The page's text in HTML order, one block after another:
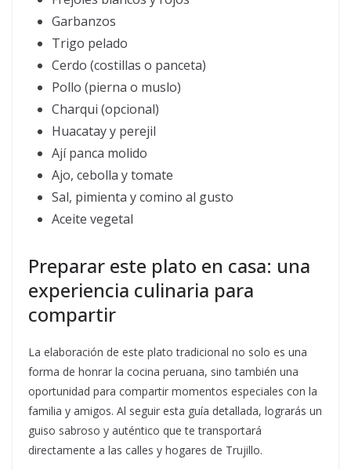
Garbanzos
Trigo pelado
Cerdo (costillas o panceta)
Pollo (pierna o muslo)
Charqui (opcional)
Huacatay y perejil
Ají panca molido
Ajo, cebolla y tomate
Sal, pimienta y comino al gusto
Aceite vegetal
Preparar este plato en casa: una
experiencia culinaria para
compartir
La elaboración de este plato tradicional no solo es una
forma de honrar la cocina peruana, sino también una
oportunidad para compartir momentos especiales con la
familia y amigos. Al seguir esta guía detallada, lograrás un
guiso sabroso y auténtico que te transportará
directamente a las calles y hogares de Trujillo.